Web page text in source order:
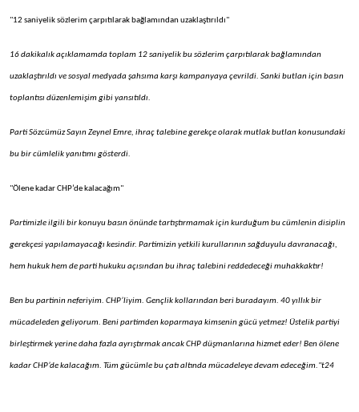
"12 saniyelik sözlerim çarpıtılarak bağlamından uzaklaştırıldı"
16 dakikalık açıklamamda toplam 12 saniyelik bu sözlerim çarpıtılarak bağlamından
uzaklaştırıldı ve sosyal medyada şahsıma karşı kampanyaya çevrildi. Sanki butlan için basın
toplantısı düzenlemişim gibi yansıtıldı.
Parti Sözcümüz Sayın Zeynel Emre, ihraç talebine gerekçe olarak mutlak butlan konusundaki
bu bir cümlelik yanıtımı gösterdi.
"Ölene kadar CHP’de kalacağım"
Partimizle ilgili bir konuyu basın önünde tartıştırmamak için kurduğum bu cümlenin disiplin
gerekçesi yapılamayacağı kesindir. Partimizin yetkili kurullarının sağduyulu davranacağı,
hem hukuk hem de parti hukuku açısından bu ihraç talebini reddedeceği muhakkaktır!
Ben bu partinin neferiyim. CHP’liyim. Gençlik kollarından beri buradayım. 40 yıllık bir
mücadeleden geliyorum. Beni partimden koparmaya kimsenin gücü yetmez! Üstelik partiyi
birleştirmek yerine daha fazla ayrıştırmak ancak CHP düşmanlarına hizmet eder! Ben ölene
kadar CHP’de kalacağım. Tüm gücümle bu çatı altında mücadeleye devam edeceğim."t24